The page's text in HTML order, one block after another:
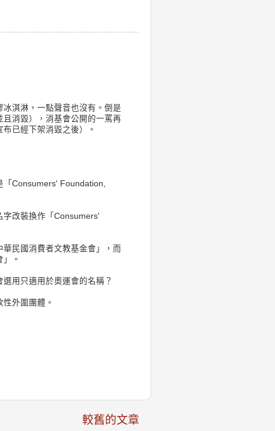
淇淋，一點聲音也沒有。倒是
消毀），消基會公開的一罵再
已經下架消毀之後）。
「Consumers' Foundation,
字改裝換作「Consumers'
民國消費者文教基金會」，而
。
用只適用於奧運會的名稱？
外圍團體。
較舊的文章